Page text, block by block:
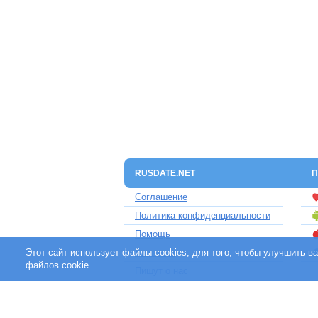
RUSDATE.NET
Соглашение
Политика конфиденциальности
Помощь
Контакты
Этот сайт использует файлы cookies, для того, чтобы улучшить
файлов cookie.